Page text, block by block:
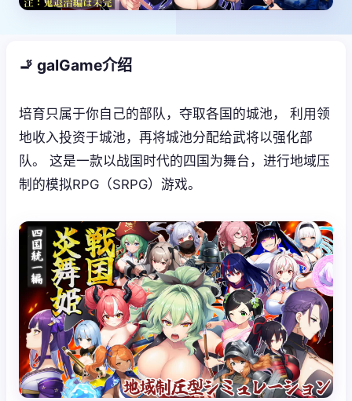
🚬 galGame介绍
培育只属于你自己的部队，夺取各国的城池， 利用领
地收入投资于城池，再将城池分配给武将以强化部
队。 这是一款以战国时代的四国为舞台，进行地域压
制的模拟RPG（SRPG）游戏。